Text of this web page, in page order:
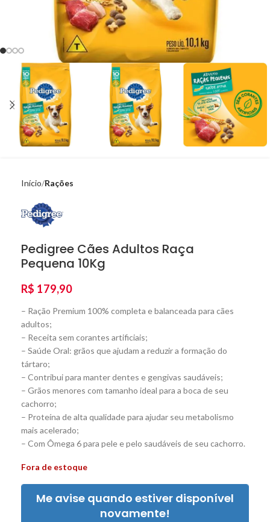
Início Rações
Pedigree Cães Adultos Raça
Pequena 10Kg
R$ 179,90
– Ração Premium 100% completa e balanceada para cães
adultos;
– Receita sem corantes artificiais;
– Saúde Oral: grãos que ajudam a reduzir a formação do
tártaro;
– Contribui para manter dentes e gengivas saudáveis;
– Grãos menores com tamanho ideal para a boca de seu
cachorro;
– Proteína de alta qualidade para ajudar seu metabolismo
mais acelerado;
– Com Ômega 6 para pele e pelo saudáveis de seu cachorro.
Fora de estoque
Me avise quando estiver disponível
novamente!